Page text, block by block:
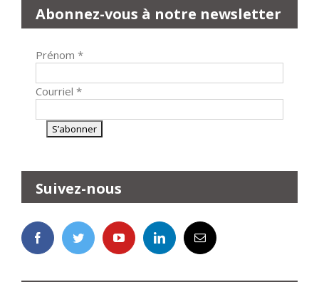
Abonnez-vous à notre newsletter
Prénom *
Courriel *
Suivez-nous